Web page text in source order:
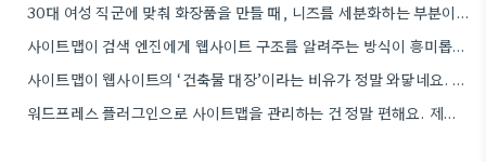
30대 여성 직군에 맞춰 화장품을 만들 때, 니즈를 세분화하는 부분이 정말 중요하네요. 단순히 '30대 여성'으로…
사이트맵이 검색 엔진에게 웹사이트 구조를 알려주는 방식이 흥미롭네요. 특히, CMS 플러그인을 통해 자동으로 관리하는 부분은…
사이트맵이 웹사이트의 ‘건축물 대장’이라는 비유가 정말 와닿네요. 구조화된 정보 제공이 SEO에 얼마나 중요한지 다시 한번…
워드프레스 플러그인으로 사이트맵을 관리하는 건 정말 편해요. 제가 Rank Math를 사용하는데, 페이지 변경 후 자동으로…